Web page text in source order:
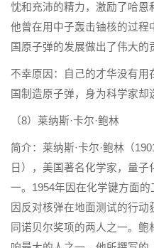
忱和充沛的精力，激励了哈恩
他曾在用中子轰击铀核的过程
国原子弹的发展做出了伟大的
不幸原因：自己的才华没有
国制造原子弹，身为科学家却
（8）莱纳斯·卡尔·鲍林
简介：莱纳斯·卡尔·鲍林（
日），美国著名化学家，量
一。1954年因在化学键方面
因反对核弹在地面测试的行
同诺贝尔奖项的两人之一。